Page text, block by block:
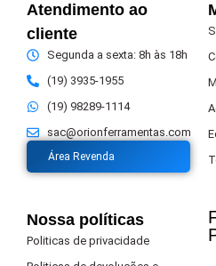
Atendimento ao
cliente
Segunda a sexta: 8h às 18h
(19) 3935-1955
(19) 98289-1114
sac@orionferramentas.com
Área Revenda
Nossa políticas
Politicas de privacidade